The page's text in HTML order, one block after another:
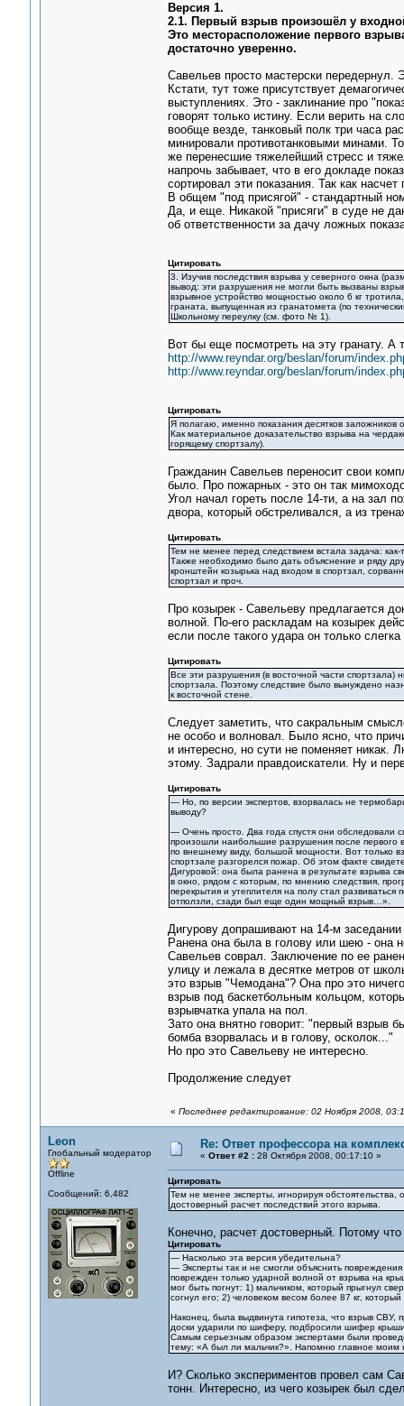
Версия 1.
2.1. Первый взрыв произошёл у
Это месторасположение первого
достаточно уверенно.
Савельев просто мастерски передернул.
Кстати, тут тоже присутствует
выступлениях. Это - заклинание про
говорят только истину. Если верить на
вообще везде, танковый полк три часа
минировали противотанковыми минами.
же перенесшие тяжелейший стресс и
напрочь забывает, что в его докладе
сортировал эти показания. Так как насчет
В общем "под присягой" - стандартный
Да, и еще. Никакой "присяги" в суде не
об ответственности за дачу ложных
Цитировать
3. Изучив последствия взрыва у северного окна
вывод: эти разрушения не могли быть вызваны
взрывное устройство мощностью около 6 кг
граната, выпущенная из гранатомета (по
Школьному переулку (см. фото № 1).
Вот бы еще посмотреть на эту гранату.
http://www.reyndar.org/beslan/forum/
http://www.reyndar.org/beslan/forum/
Цитировать
Я полагаю, именно показания десятков заложников
Как материальное доказательство взрыва на
горящему спортзалу).
Гражданин Савельев переносит свои
было. Про пожарных - это он так
Угол начал гореть после 14-ти, а на зал
двора, который обстреливался, а из
Цитировать
Тем не менее перед следствием встала задача:
Также необходимо было дать объяснение и ряду
кронштейн козырька над входом в спортзал,
спортзал и проч.
Про козырек - Савельеву предлагается
волной. По-его раскладам на козырек
если после такого удара он только слегка
Цитировать
Все эти разрушения (в восточной части спортзала)
спортзала. Поэтому следствие было вынуждено
к восточной стене.
Следует заметить, что сакральным
не особо и волновал. Было ясно, что
и интересно, но сути не поменяет никак.
этому. Задрали правдоискатели. Ну и
Цитировать
— Но, по версии экспертов, взорвалась не
выводу?
— Очень просто. Два года спустя они обследовали
произошли наибольшие разрушения после первого
по внешнему виду, большой мощности. Вот только
спортзале разгорелся пожар. Об этом факте
Дигуровой: она была ранена в результате взрыва
в окно, рядом с которым, по мнению следствия,
перекрытия и утеплителя на полу стал
отползли, сзади был еще один мощный взрыв…».
Дигурову допрашивают на 14-м
Ранена она была в голову или шею - она
Савельев соврал. Заключение по ее
улицу и лежала в десятке метров от
это взрыв "Чемодана"? Она про это
взрыв под баскетбольным кольцом,
взрывчатка упала на пол.
Зато она внятно говорит: "первый взрыв
бомба взорвалась и в голову, осколок..."
Но про это Савельеву не интересно.
Продолжение следует
« Последнее редактирование: 02 Ноября 2008,
Leon
Глобальный модератор
Offline
Сообщений: 6,482
Re: Ответ профессора на
« Ответ #2 :28 Октября 2008, 00:17:10 »
Цитировать
Тем не менее эксперты, игнорируя
достоверный расчет последствий этого взрыва.
Конечно, расчет достоверный. Потому
Цитировать
— Насколько эта версия убедительна?
— Эксперты так и не смогли объяснить
поврежден только ударной волной от взрыва на
мог быть погнут: 1) мальчиком, который прыгнул
согнул его; 2) человеком весом более 87 кг,
Наконец, была выдвинута гипотеза, что взрыв СВУ,
доски ударили по шиферу, подбросили шифер
Самым серьезным образом экспертами были
тему: «А был ли мальчик?». Напомню главное моим
И? Сколько экспериментов провел сам
тонн. Интересно, из чего козырек был